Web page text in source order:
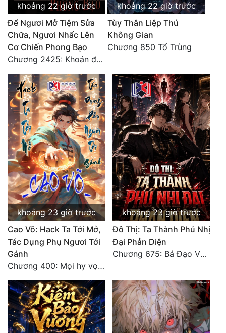
khoảng 22 giờ trước
Để Ngươi Mở Tiệm Sửa
Chữa, Ngươi Nhấc Lên
Cơ Chiến Phong Bạo
Chương 2425: Khoản đầu tư của Tượng Chủ!! Nỗi nghi hoặc của Tô Bạch!
khoảng 22 giờ trước
Tùy Thân Liệp Thú
Không Gian
Chương 850 Tổ Trùng
khoảng 23 giờ trước
Cao Võ: Hack Ta Tới Mở,
Tác Dụng Phụ Ngươi Tới
Gánh
Chương 400: Mọi hy vọng đặt trên Tô Mặc!
khoảng 23 giờ trước
Đô Thị: Ta Thành Phú Nhị
Đại Phản Diện
Chương 675: Bá Đạo Vương Gia